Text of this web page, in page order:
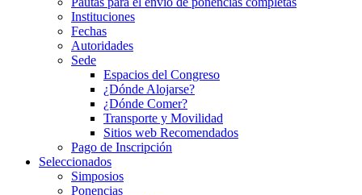
Instituciones
Fechas
Autoridades
Sede
Espacios del Congreso
¿Dónde Alojarse?
¿Dónde Comer?
Transporte y Movilidad
Sitios web Recomendados
Pago de Inscripción
Seleccionados
Simposios
Ponencias